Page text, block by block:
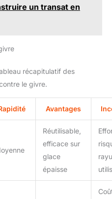
un transat en
récapitulatif des
le givre.
Avantages
Réutilisable,
efficace sur
glace
épaisse